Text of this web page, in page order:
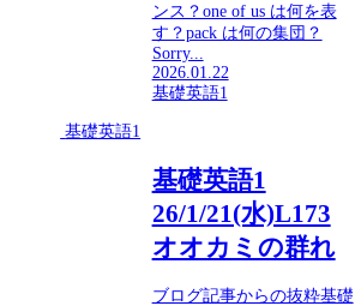
ンス？one of us は何を表
す？pack は何の集団？
Sorry...
2026.01.22
基礎英語1
基礎英語1
基礎英語1
26/1/21(水)L173
オオカミの群れ
ブログ記事からの抜粋基礎